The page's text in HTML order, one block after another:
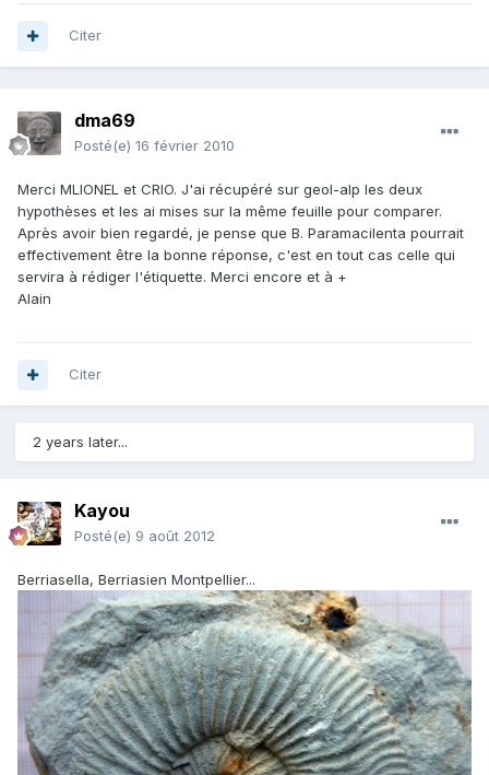
Citer
dma69
Posté(e) 16 février 2010
Merci MLIONEL et CRIO. J'ai récupéré sur geol-alp les deux
hypothèses et les ai mises sur la même feuille pour comparer.
Après avoir bien regardé, je pense que B. Paramacilenta pourrait
effectivement être la bonne réponse, c'est en tout cas celle qui
servira à rédiger l'étiquette. Merci encore et à +
Alain
Citer
2 years later...
Kayou
Posté(e) 9 août 2012
Berriasella, Berriasien Montpellier...